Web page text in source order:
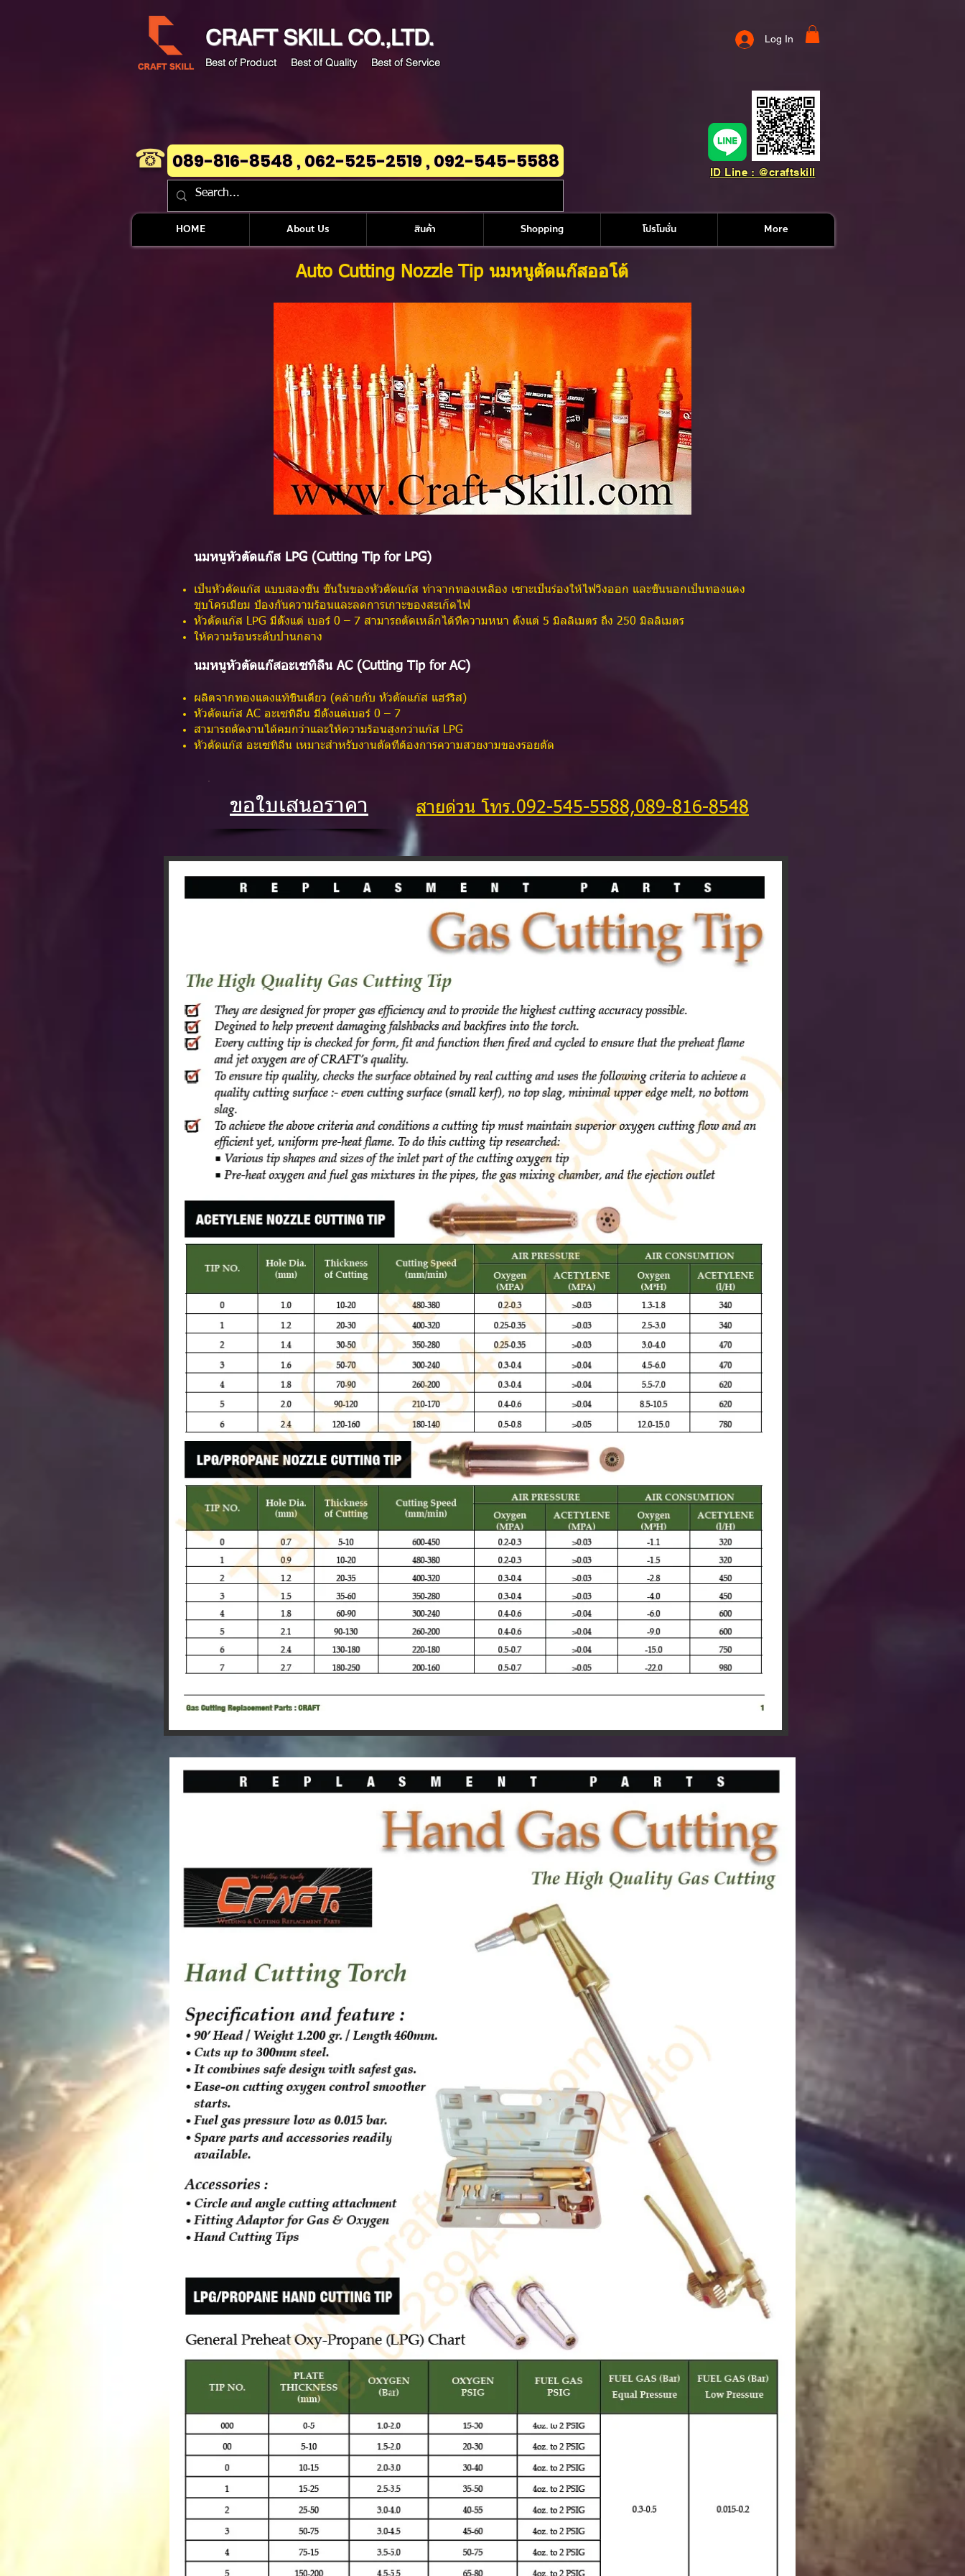
CRAFT SKILL CO.,LTD.
Best of Product Best of Quality Best of Service
Log In
☎ 089-816-8548 , 062-525-2519 , 092-545-5588 ID Line : @craftskill
HOME About Us สินค้า Shopping โปรโมชั่น More
Auto Cutting Nozzle Tip นมหนูตัดแก๊สออโต้
นมหนูหัวตัดแก๊ส LPG (Cutting Tip for LPG)
เป็นหัวตัดแก๊ส แบบสองชั้น ชั้นในของหัวตัดแก๊ส ทำจากทองเหลือง เซาะเป็นร่องให้ไฟวิ่งออก และชั้นนอกเป็นทองแดง
ชุบโครเมียม ป้องกันความร้อนและลดการเกาะของสะเก็ดไฟ
หัวตัดแก๊ส LPG มีตั้งแต่ เบอร์ 0 – 7 สามารถตัดเหล็กได้ที่ความหนา ตั้งแต่ 5 มิลลิเมตร ถึง 250 มิลลิเมตร
ให้ความร้อนระดับปานกลาง
นมหนูหัวตัดแก๊สอะเซทิลีน AC (Cutting Tip for AC)
ผลิตจากทองแดงแท้ชิ้นเดียว (คล้ายกับ หัวตัดแก๊ส แฮร์ริส)
หัวตัดแก๊ส AC อะเซทิลีน มีตั้งแต่เบอร์ 0 – 7
สามารถตัดงานได้คมกว่าและให้ความร้อนสูงกว่าแก๊ส LPG
หัวตัดแก๊ส อะเซทิลีน เหมาะสำหรับงานตัดที่ต้องการความสวยงามของรอยตัด
ขอใบเสนอราคา สายด่วน โทร.092-545-5588,089-816-8548